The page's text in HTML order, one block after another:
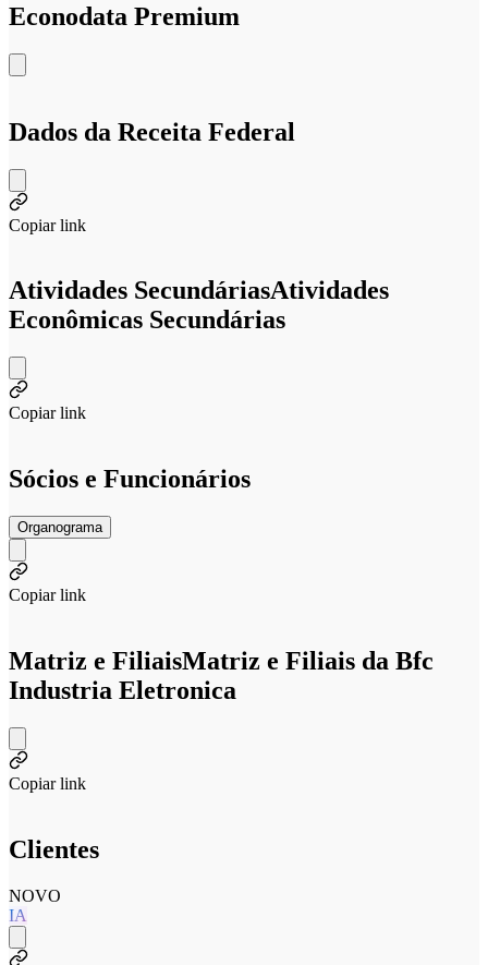
Econodata Premium
Dados da Receita Federal
Copiar link
Atividades SecundáriasAtividades
Econômicas Secundárias
Copiar link
Sócios e Funcionários
Organograma
Copiar link
Matriz e FiliaisMatriz e Filiais da Bfc
Industria Eletronica
Copiar link
Clientes
NOVO
IA